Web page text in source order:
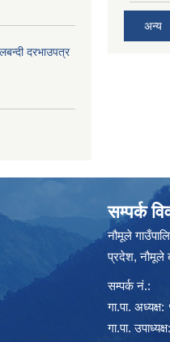
दरभाउपत्र
अन्य
सम्पर्क
नौमूले
प्रदेश, नौमूले
सम्पर्क नं.:
गा.पा.
गा.पा.